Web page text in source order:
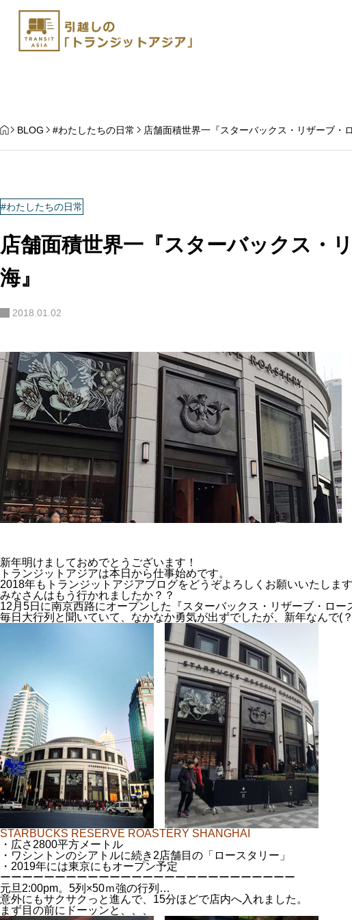
上海発 ペットと中国国内移動
杭州から日本にペットを連れて帰
手続き | トランジットアジア
HOME
BLOG #わたしたちの日常 店舗面積世界一『スターバックス・リザーブ・
#わたしたちの日常
店舗面積世界一『スターバックス・
海』
2018.01.02
新年明けましておめでとうございます！
トランジットアジアは本日から仕事始めです。
2018年もトランジットアジアブログをどうぞよろしくお願いいたします
みなさんはもう行かれましたか？？
12月5日に南京西路にオープンした『スターバックス・リザーブ・ロー
毎日大行列と聞いていて、なかなか勇気が出ずでしたが、新年なんで(
STARBUCKS RESERVE ROASTERY SHANGHAI
・広さ2800平方メートル
・ワシントンのシアトルに続き2店舗目の「ロースタリー」
・2019年には東京にもオープン予定
ーーーーーーーーーーーーーーーーーーーーーーーーーーー
元旦2:00pm。5列×50ｍ強の行列…
意外にもサクサクっと進んで、15分ほどで店内へ入れました。
まず目の前にドーッンと、、、